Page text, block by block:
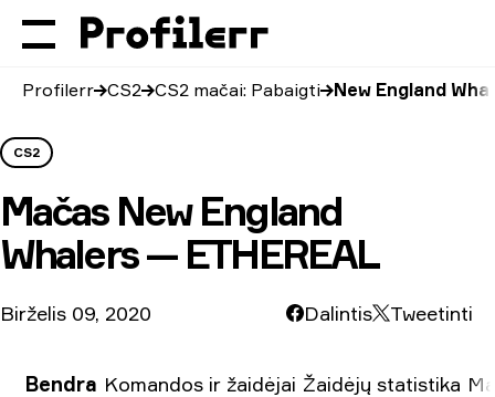
Profilerr CS2 CS2 mačai: Pabaigti New England
CS2
Mačas New England
Whalers — ETHEREAL
Birželis 09, 2020 Dalintis Tweetinti
Bendra Komandos ir žaidėjai Žaidėjų statistika